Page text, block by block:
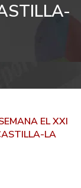
EL XXI
LA